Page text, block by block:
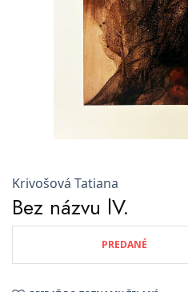
Krivošová Tatiana
Bez názvu lV.
PREDANÉ